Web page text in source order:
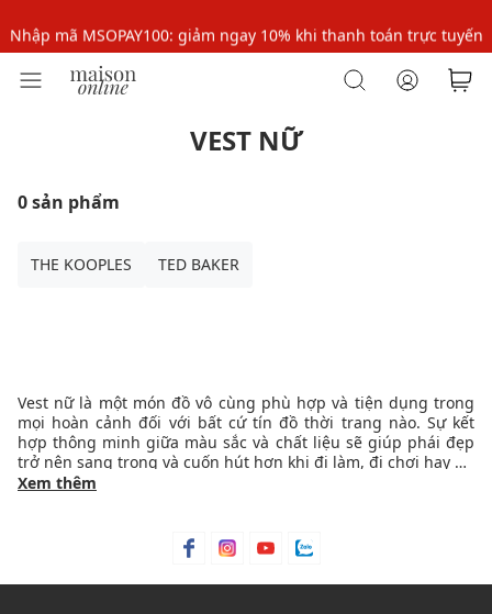
Nhập mã MSOPAY100: giảm ngay 10% khi thanh toán trực tuyến
Nhập mã: MSOXINCHAO - Giảm 10% đơn đầu cho thành viên mới!
VEST NỮ
0 sản phẩm
THE KOOPLES TED BAKER
Vest nữ là một món đồ vô cùng phù hợp và tiện dụng trong
mọi hoàn cảnh đối với bất cứ tín đồ thời trang nào. Sự kết
hợp thông minh giữa màu sắc và chất liệu sẽ giúp phái đẹp
trở nên sang trọng và cuốn hút hơn khi đi làm, đi chơi hay dự
tiệc.
Xem thêm